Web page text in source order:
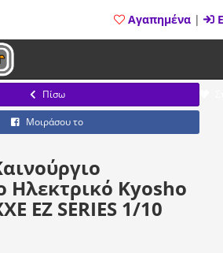
Αγαπημένα |
Πίσω
Μοιράσου το
Ηλεκτρικό Kyosho
EZ SERIES 1/10